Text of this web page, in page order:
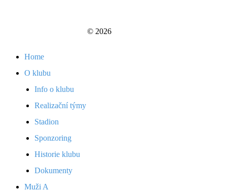
© 2026
Home
O klubu
Info o klubu
Realizační týmy
Stadion
Sponzoring
Historie klubu
Dokumenty
Muži A